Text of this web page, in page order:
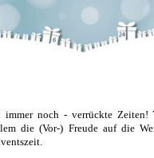
immer noch - verrückte Zeiten!
die (Vor-) Freude auf die